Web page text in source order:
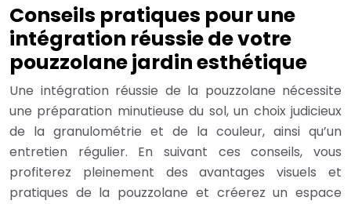
Conseils pratiques pour une
intégration réussie de votre
pouzzolane jardin esthétique
Une intégration réussie de la pouzzolane nécessite
une préparation minutieuse du sol, un choix judicieux
de la granulométrie et de la couleur, ainsi qu’un
entretien régulier. En suivant ces conseils, vous
profiterez pleinement des avantages visuels et
pratiques de la pouzzolane et créerez un espace